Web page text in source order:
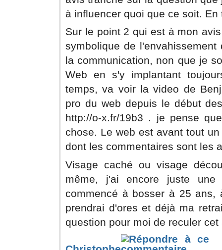
à influencer quoi que ce soit.
Sur le point 2 qui est à mon
symbolique de
la communication, non que je
Web en s'y implantant
temps, va voir la video de
pro du web depuis le début
http://o-x.fr/19b3 . je pense
chose. Le web est avant tout
dont les commentaires sont les
Visage caché ou visage
même, j'ai encore juste
commencé à bosser à 25
prendrai d'ores et déjà ma
question pour moi de reculer cet